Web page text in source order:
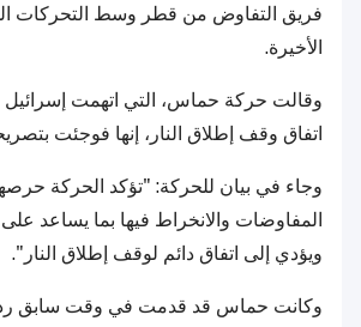
فريق التفاوض من قطر وسط التحركات
الأخيرة.
وقالت حركة حماس، التي اتهمت إسرائيل
اتفاق وقف إطلاق النار، إنها فوجئت
وجاء في بيان للحركة: "تؤكد الحركة
المفاوضات والانخراط فيها بما يساعد على
ويؤدي إلى اتفاق دائم لوقف إطلاق النار".
وكانت حماس قد قدمت في وقت سابق